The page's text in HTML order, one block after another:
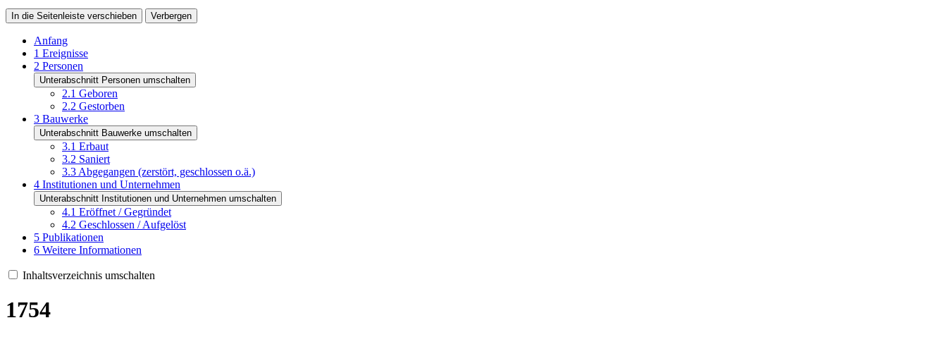
In die Seitenleiste verschieben Verbergen
Anfang
1 Ereignisse
2 Personen
Unterabschnitt Personen umschalten
2.1 Geboren
2.2 Gestorben
3 Bauwerke
Unterabschnitt Bauwerke umschalten
3.1 Erbaut
3.2 Saniert
3.3 Abgegangen (zerstört, geschlossen o.ä.)
4 Institutionen und Unternehmen
Unterabschnitt Institutionen und Unternehmen umschalten
4.1 Eröffnet / Gegründet
4.2 Geschlossen / Aufgelöst
5 Publikationen
6 Weitere Informationen
Inhaltsverzeichnis umschalten
1754